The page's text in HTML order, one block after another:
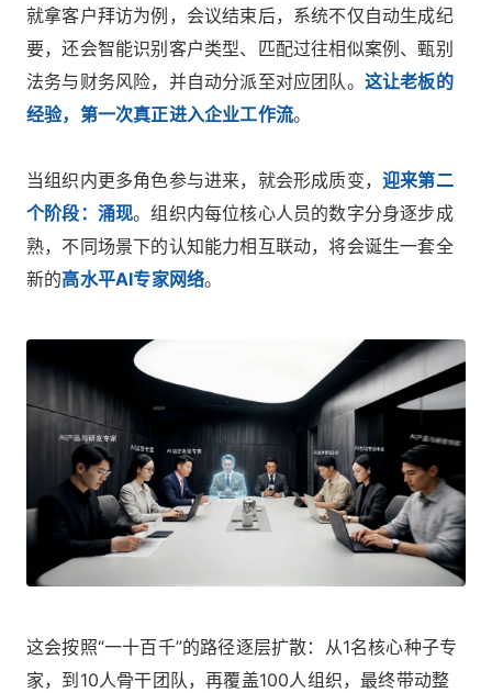
就拿客户拜访为例，会议结束后，系统不仅自动生成纪
要，还会智能识别客户类型、匹配过往相似案例、甄别
法务与财务风险，并自动分派至对应团队。 这让老板的
经验，第一次真正进入企业工作流。
当组织内更多角色参与进来，就会形成质变， 迎来第二
个阶段：涌现。组织内每位核心人员的数字分身逐步成
熟，不同场景下的认知能力相互联动，将会诞生一套全
新的高水平AI专家网络。
这会按照“一十百千”的路径逐层扩散：从1名核心种子专
家，到10人骨干团队，再覆盖100人组织，最终带动整